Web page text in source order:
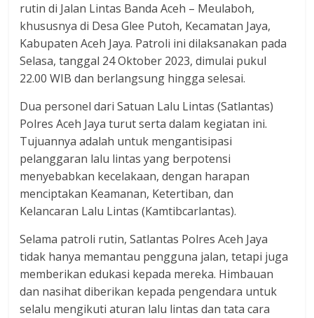
rutin di Jalan Lintas Banda Aceh – Meulaboh,
khususnya di Desa Glee Putoh, Kecamatan Jaya,
Kabupaten Aceh Jaya. Patroli ini dilaksanakan pada
Selasa, tanggal 24 Oktober 2023, dimulai pukul
22.00 WIB dan berlangsung hingga selesai.
Dua personel dari Satuan Lalu Lintas (Satlantas)
Polres Aceh Jaya turut serta dalam kegiatan ini.
Tujuannya adalah untuk mengantisipasi
pelanggaran lalu lintas yang berpotensi
menyebabkan kecelakaan, dengan harapan
menciptakan Keamanan, Ketertiban, dan
Kelancaran Lalu Lintas (Kamtibcarlantas).
Selama patroli rutin, Satlantas Polres Aceh Jaya
tidak hanya memantau pengguna jalan, tetapi juga
memberikan edukasi kepada mereka. Himbauan
dan nasihat diberikan kepada pengendara untuk
selalu mengikuti aturan lalu lintas dan tata cara